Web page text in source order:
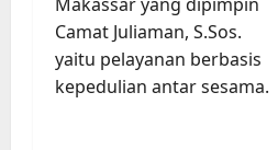
Camat Juliaman, S.Sos.
yaitu pelayanan berbasis
kepedulian antar sesama.